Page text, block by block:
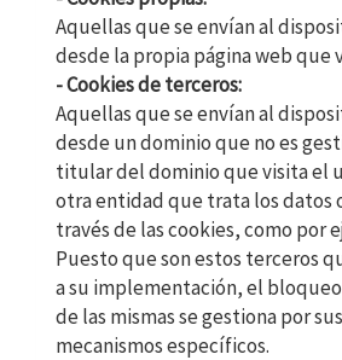
Aquellas que se envían al
desde la propia página web que
- Cookies de terceros:
Aquellas que se envían al
desde un dominio que no es
titular del dominio que visita el
otra entidad que trata los datos
través de las cookies, como por
Puesto que son estos terceros
a su implementación, el
de las mismas se gestiona por
mecanismos específicos.